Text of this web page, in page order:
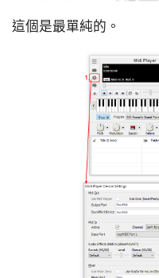
這個是最單純的。